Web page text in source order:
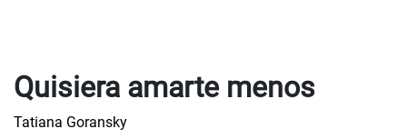
Quisiera amarte menos
Tatiana Goransky